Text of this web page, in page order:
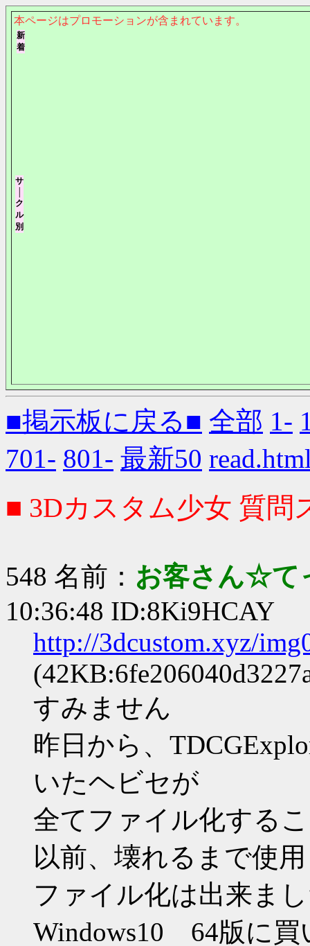
本ページはプロモーションが含まれています。
■掲示板に戻る■ 全部 1-
701- 801- 最新50
■ 3Dカスタム少女 質問
548 名前： お客さん☆て
10:36:48 ID:8Ki9HCAY
http://3dcustom.xyz/
すみません
昨日から、
いたヘビセが
全てファイル化する
以前、壊れるまで使
ファイル化は出来ま
Windows10 64版に